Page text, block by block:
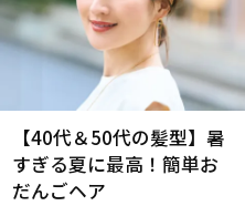
【40代＆50代の髪型】暑
すぎる夏に最高！簡単お
だんごヘア